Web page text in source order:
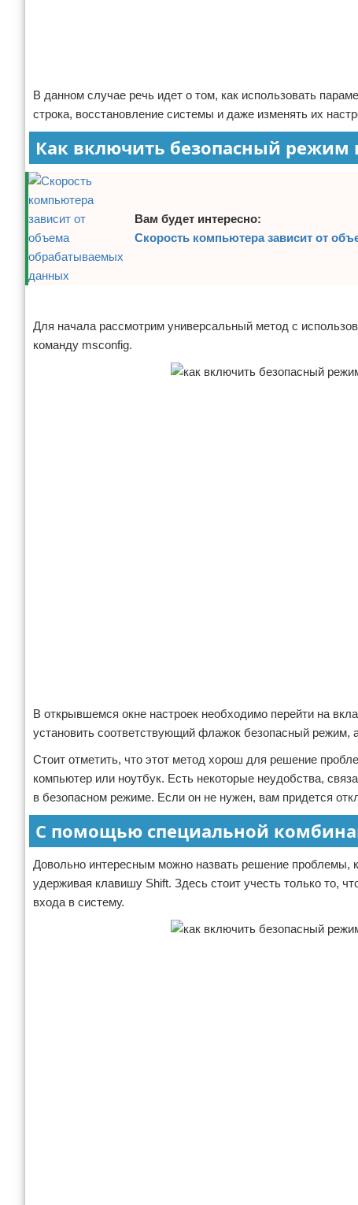
В данном случае речь идет о том, как использовать
строка, восстановление системы и даже изменять их
Как включить безопасный режим
Вам будет интересно:
Скорость компьютера зависит от
Для начала рассмотрим универсальный метод с
команду msconfig.
В открывшемся окне настроек необходимо перейти на
установить соответствующий флажок безопасный режим,
Стоит отметить, что этот метод хорош для решение
компьютер или ноутбук. Есть некоторые неудобства,
в безопасном режиме. Если он не нужен, вам придется
С помощью специальной
Довольно интересным можно назвать решение проблемы,
удерживая клавишу Shift. Здесь стоит учесть только то,
входа в систему.